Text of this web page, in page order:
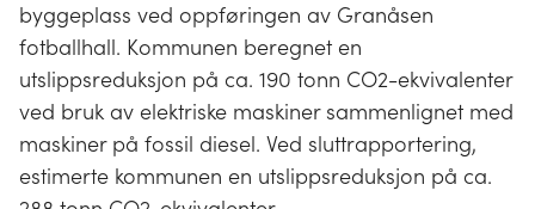
byggeplass ved oppføringen av Granåsen
fotballhall. Kommunen beregnet en
utslippsreduksjon på ca. 190 tonn CO2-ekvivalenter
ved bruk av elektriske maskiner sammenlignet med
maskiner på fossil diesel. Ved sluttrapportering,
estimerte kommunen en utslippsreduksjon på ca.